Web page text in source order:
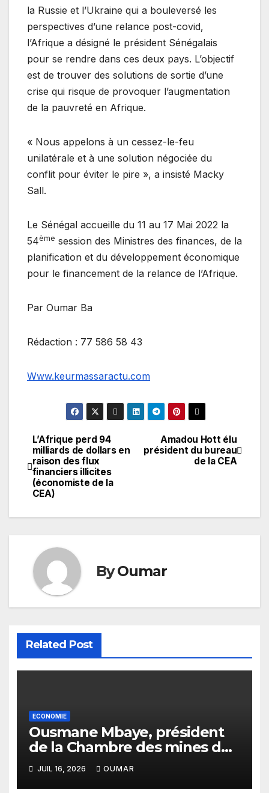
la Russie et l’Ukraine qui a bouleversé les
perspectives d’une relance post-covid,
l’Afrique a désigné le président Sénégalais
pour se rendre dans ces deux pays. L’objectif
est de trouver des solutions de sortie d’une
crise qui risque de provoquer l’augmentation
de la pauvreté en Afrique.
« Nous appelons à un cessez-le-feu
unilatérale et à une solution négociée du
conflit pour éviter le pire », a insisté Macky
Sall.
Le Sénégal accueille du 11 au 17 Mai 2022 la
54ème session des Ministres des finances, de la
planification et du développement économique
pour le financement de la relance de l’Afrique.
Par Oumar Ba
Rédaction : 77 586 58 43
Www.keurmassaractu.com
Navigation
de
l’article
Amadou Hott élu
président du bureau
de la CEA
L’Afrique perd 94
milliards de dollars en
raison des flux
financiers illicites
(économiste de la
CEA)
ByOumar
Related Post
ECONOMIE
Ousmane Mbaye, président
de la Chambre des mines du
Sénégal : « C’est l’Etat qui doit
assurer le financement des
JUIL 16, 2026 OUMAR